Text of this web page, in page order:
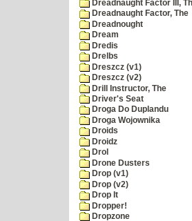
Dreadnaught Factor III,
Dreadnaught Factor, The
Dreadnought
Dream
Dredis
Drelbs
Dreszcz (v1)
Dreszcz (v2)
Drill Instructor, The
Driver's Seat
Droga Do Duplandu
Droga Wojownika
Droids
Droidz
Drol
Drone Dusters
Drop (v1)
Drop (v2)
Drop It
Dropper!
Dropzone